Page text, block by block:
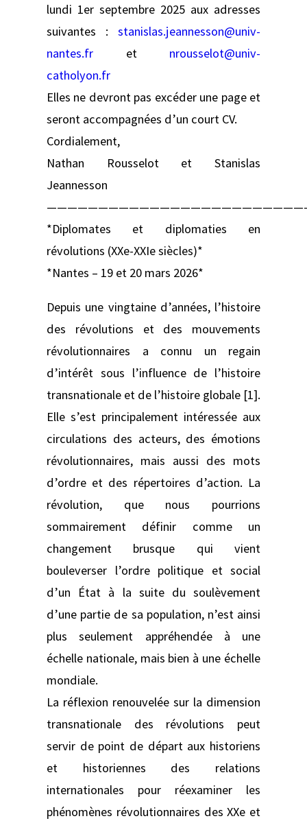
lundi 1er septembre 2025 aux adresses
suivantes : stanislas.jeannesson@univ-
nantes.fr et nrousselot@univ-
catholyon.fr
Elles ne devront pas excéder une page et
seront accompagnées d’un court CV.
Cordialement,
Nathan Rousselot et Stanislas
Jeannesson
—————————————————————————-
*Diplomates et diplomaties en
révolutions (XXe-XXIe siècles)*
*Nantes – 19 et 20 mars 2026*
Depuis une vingtaine d’années, l’histoire
des révolutions et des mouvements
révolutionnaires a connu un regain
d’intérêt sous l’influence de l’histoire
transnationale et de l’histoire globale [1].
Elle s’est principalement intéressée aux
circulations des acteurs, des émotions
révolutionnaires, mais aussi des mots
d’ordre et des répertoires d’action. La
révolution, que nous pourrions
sommairement définir comme un
changement brusque qui vient
bouleverser l’ordre politique et social
d’un État à la suite du soulèvement
d’une partie de sa population, n’est ainsi
plus seulement appréhendée à une
échelle nationale, mais bien à une échelle
mondiale.
La réflexion renouvelée sur la dimension
transnationale des révolutions peut
servir de point de départ aux historiens
et historiennes des relations
internationales pour réexaminer les
phénomènes révolutionnaires des XXe et